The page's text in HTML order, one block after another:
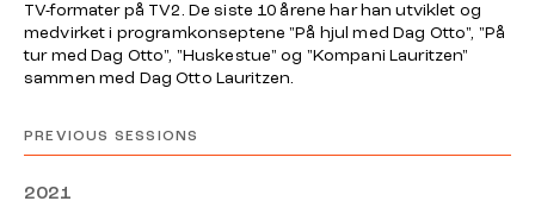
TV-formater på TV2. De siste 10 årene har han utviklet og
medvirket i programkonseptene "På hjul med Dag Otto", "På
tur med Dag Otto", "Huskestue" og "Kompani Lauritzen"
sammen med Dag Otto Lauritzen.
PREVIOUS SESSIONS
2021